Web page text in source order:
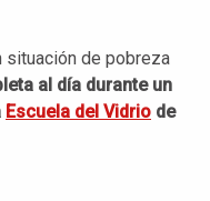
situación de pobreza
al día durante un
Escuela del Vidrio de